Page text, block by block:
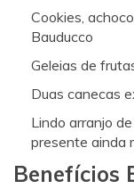
Cookies,
Bauducco
Geleias de
Duas canecas
Lindo arranjo
presente ainda
Benefícios